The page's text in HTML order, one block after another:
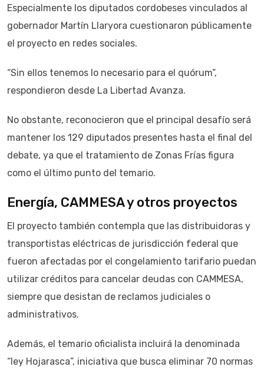
Especialmente los diputados cordobeses vinculados al
gobernador Martín Llaryora cuestionaron públicamente
el proyecto en redes sociales.
“Sin ellos tenemos lo necesario para el quórum”,
respondieron desde La Libertad Avanza.
No obstante, reconocieron que el principal desafío será
mantener los 129 diputados presentes hasta el final del
debate, ya que el tratamiento de Zonas Frías figura
como el último punto del temario.
Energía, CAMMESA y otros proyectos
El proyecto también contempla que las distribuidoras y
transportistas eléctricas de jurisdicción federal que
fueron afectadas por el congelamiento tarifario puedan
utilizar créditos para cancelar deudas con CAMMESA,
siempre que desistan de reclamos judiciales o
administrativos.
Además, el temario oficialista incluirá la denominada
“ley Hojarasca”, iniciativa que busca eliminar 70 normas